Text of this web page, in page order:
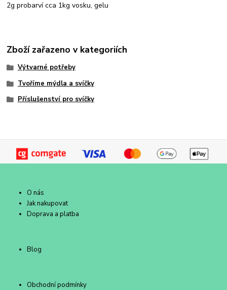
2g probarví cca 1kg vosku, gelu
Zboží zařazeno v kategoriích
Výtvarné potřeby
Tvoříme mýdla a svíčky
Příslušenství pro svíčky
O nás
Jak nakupovat
Doprava a platba
Blog
Obchodní podmínky